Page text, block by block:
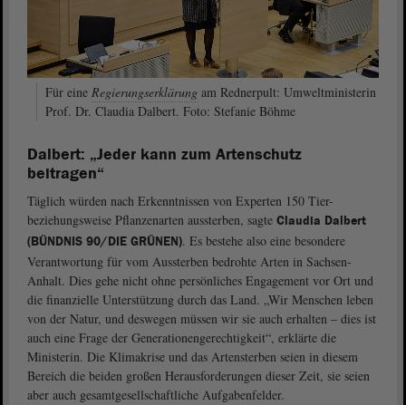
Für eine Regierungserklärung am Rednerpult: Umweltministerin
Prof. Dr. Claudia Dalbert. Foto: Stefanie Böhme
Dalbert: „Jeder kann zum Artenschutz
beitragen“
Täglich würden nach Erkenntnissen von Experten 150 Tier-
beziehungsweise Pflanzenarten aussterben, sagte Claudia Dalbert
(BÜNDNIS 90/DIE GRÜNEN). Es bestehe also eine besondere
Verantwortung für vom Aussterben bedrohte Arten in Sachsen-
Anhalt. Dies gehe nicht ohne persönliches Engagement vor Ort und
die finanzielle Unterstützung durch das Land. „Wir Menschen leben
von der Natur, und deswegen müssen wir sie auch erhalten – dies ist
auch eine Frage der Generationengerechtigkeit“, erklärte die
Ministerin. Die Klimakrise und das Artensterben seien in diesem
Bereich die beiden großen Herausforderungen dieser Zeit, sie seien
aber auch gesamtgesellschaftliche Aufgabenfelder.